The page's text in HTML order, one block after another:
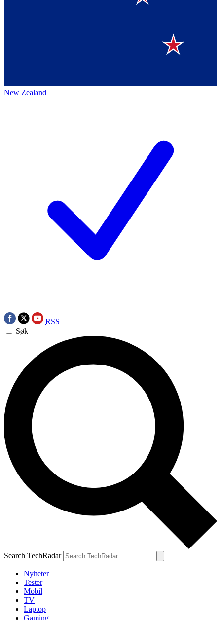
New Zealand
RSS
Søk
Search TechRadar
Nyheter
Tester
Mobil
TV
Laptop
Gaming